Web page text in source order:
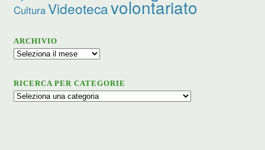
CulturaVideotecavolontariato
ARCHIVIO
Archivio
RICERCA PER CATEGORIE
Ricerca